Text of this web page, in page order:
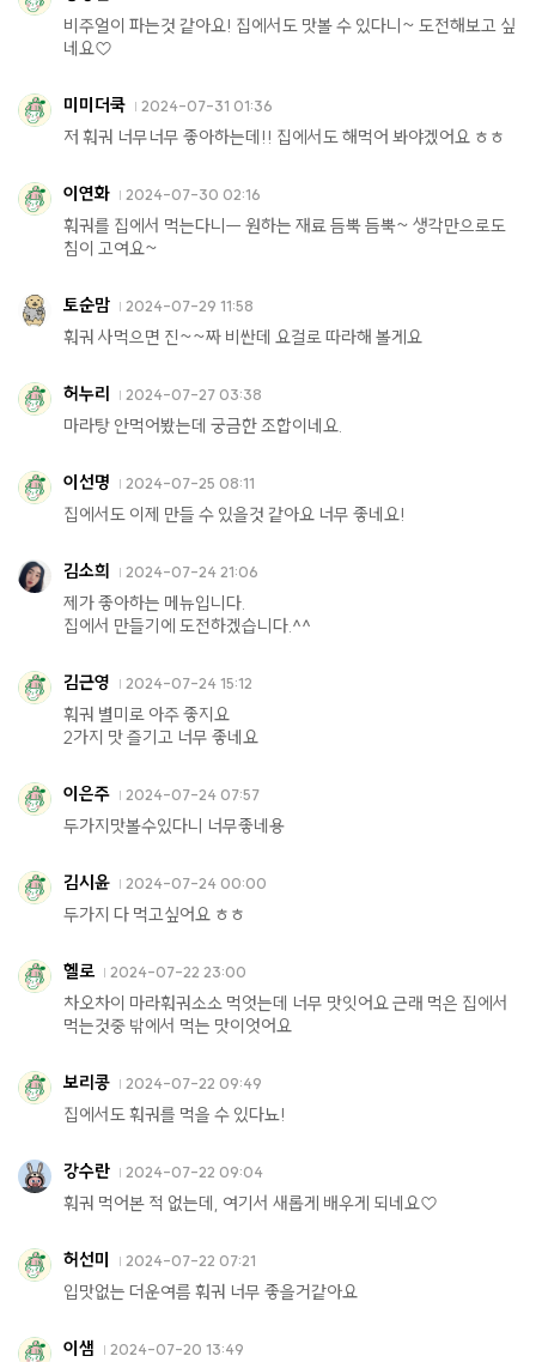
비주얼이 파는것 같아요! 집에서도 맛볼 수 있다니~ 도전해보고 싶
네요♡
미미더쿡 2024-07-31 01:36
저 훠궈 너무너무 좋아하는데!! 집에서도 해먹어 봐야겠어요 ㅎㅎ
이연화 2024-07-30 02:16
훠궈를 집에서 먹는다니ㅡ 원하는 재료 듬뿍 듬뿍~ 생각만으로도
침이 고여요~
토순맘 2024-07-29 11:58
훠궈 사먹으면 진~~짜 비싼데 요걸로 따라해 볼게요
허누리 2024-07-27 03:38
마라탕 안먹어봤는데 궁금한 조합이네요.
이선명 2024-07-25 08:11
집에서도 이제 만들 수 있을것 같아요 너무 좋네요!
김소희 2024-07-24 21:06
제가 좋아하는 메뉴입니다.
집에서 만들기에 도전하겠습니다.^^
김근영 2024-07-24 15:12
훠궈 별미로 아주 좋지요
2가지 맛 즐기고 너무 좋네요
이은주 2024-07-24 07:57
두가지맛볼수있다니 너무좋네용
김시윤 2024-07-24 00:00
두가지 다 먹고싶어요 ㅎㅎ
헬로 2024-07-22 23:00
차오차이 마라훠궈소소 먹엇는데 너무 맛잇어요 근래 먹은 집에서
먹는것중 밖에서 먹는 맛이엇어요
보리콩 2024-07-22 09:49
집에서도 훠궈를 먹을 수 있다뇨!
강수란 2024-07-22 09:04
훠궈 먹어본 적 없는데, 여기서 새롭게 배우게 되네요♡
허선미 2024-07-22 07:21
입맛없는 더운여름 훠궈 너무 좋을거같아요
이샘 2024-07-20 13:49